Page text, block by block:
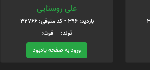
علی روستایی
بازدید: 396 - کد متوفی: 32766
تولد: فوت:
ورود به صفحه یادبود